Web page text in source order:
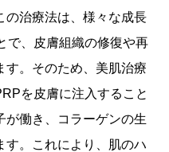
の治療法は、様々な成長
で、皮膚組織の修復や再
す。そのため、美肌治療
を皮膚に注入すること
が働き、コラーゲンの生
す。これにより、肌のハ